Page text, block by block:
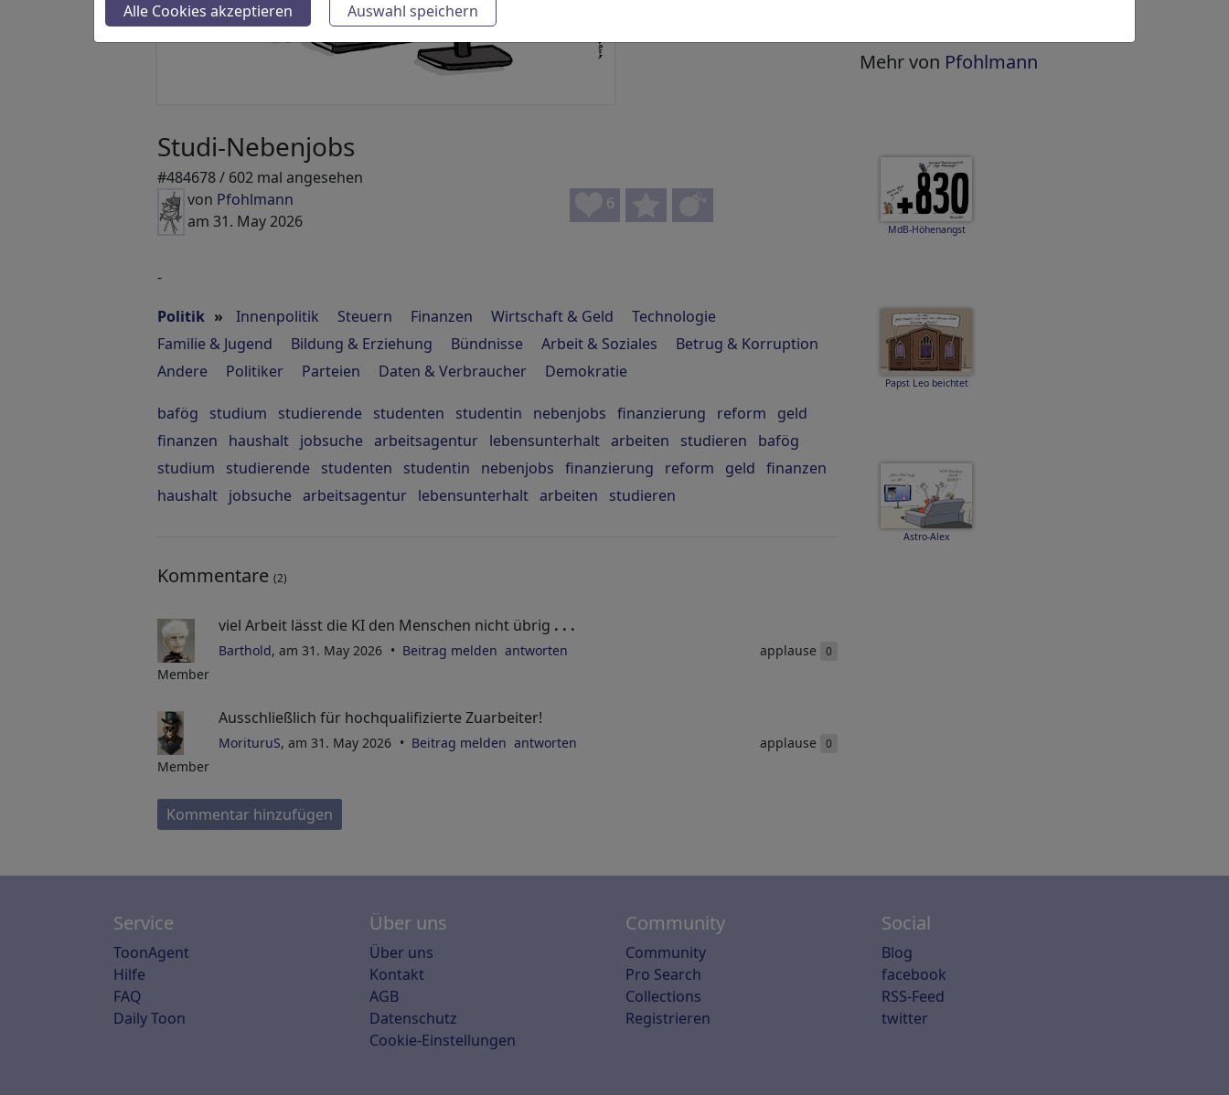
Studi-Nebenjobs
#484678 / 602 mal angesehen
von Pfohlmann
am 31. May 2026
6
-
Politik » Innenpolitik Steuern Finanzen Wirtschaft & Geld
Technologie
Familie & Jugend
Bildung & Erziehung Bündnisse Arbeit & Soziales
Betrug & Korruption
Andere
Politiker Parteien Daten & Verbraucher Demokratie
bafög studium studierende studenten studentin nebenjobs finanzierung reform
geld
finanzen
haushalt jobsuche arbeitsagentur lebensunterhalt arbeiten studieren
bafög
studium
studierende studenten studentin nebenjobs finanzierung reform geld finanzen
haushalt jobsuche arbeitsagentur lebensunterhalt arbeiten studieren
Kommentare (2)
Member
viel Arbeit lässt die KI den Menschen nicht übrig . . .
Barthold, am 31. May 2026 Beitrag melden antworten applause 0
Member
Ausschließlich für hochqualifizierte Zuarbeiter!
MorituruS, am 31. May 2026 Beitrag melden antworten applause 0
Kommentar hinzufügen
Mehr von Pfohlmann
MdB-Höhenangst
Papst Leo beichtet
Astro-Alex
Service
ToonAgent
Hilfe
FAQ
Daily Toon
Über uns
Über uns
Kontakt
AGB
Datenschutz
Cookie-Einstellungen
Community
Community
Pro Search
Collections
Registrieren
Social
Blog
facebook
RSS-Feed
twitter
Alle Cookies akzeptieren Auswahl speichern